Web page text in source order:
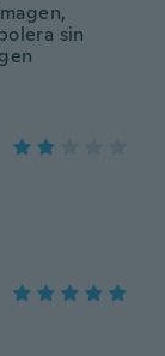
sin